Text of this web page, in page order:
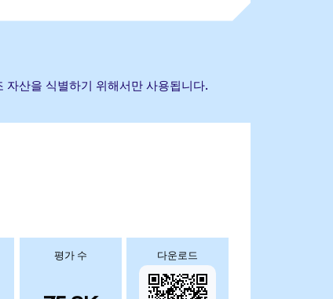
자산을 식별하기 위해서만 사용됩니다.
평가 수 다운로드